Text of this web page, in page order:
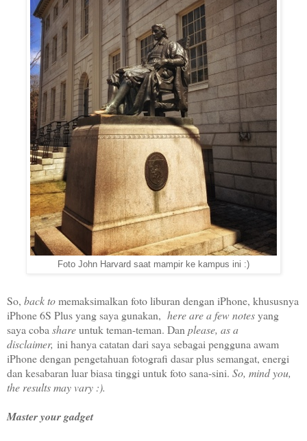
Foto John Harvard saat mampir ke kampus ini :)
So, back tomemaksimalkan foto liburan dengan iPhone, khususnya
iPhone 6S Plus yang saya gunakan, here are a few notesyang
saya coba shareuntuk teman-teman. Dan please, as a
disclaimer, ini hanya catatan dari saya sebagai pengguna awam
iPhone dengan pengetahuan fotografi dasar plus semangat, energi
dan kesabaran luar biasa tinggi untuk foto sana-sini. So, mind you,
the results may vary :).
Master your gadget